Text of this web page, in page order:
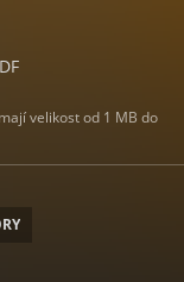
velikost od 1 MB do